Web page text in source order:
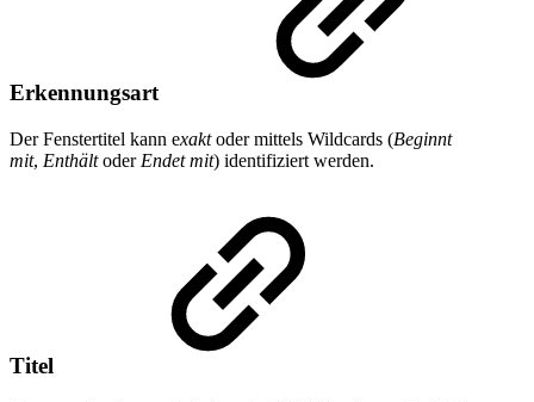
Erkennungsart
Der Fenstertitel kann exaktoder mittels Wildcards (Beginnt
mit, Enthältoder Endet mit) identifiziert werden.
Titel